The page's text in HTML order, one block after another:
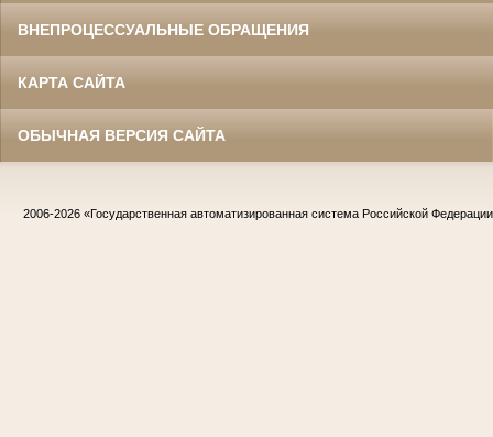
ВНЕПРОЦЕССУАЛЬНЫЕ ОБРАЩЕНИЯ
КАРТА САЙТА
ОБЫЧНАЯ ВЕРСИЯ САЙТА
2006-2026 «Государственная автоматизированная система Российской